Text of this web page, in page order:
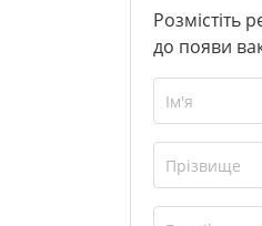
Розмістіть
до появи